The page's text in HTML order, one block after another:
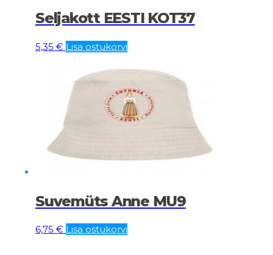
Seljakott EESTI KOT37
5,35 € Lisa ostukorvi
Suvemüts Anne MU9
6,75 € Lisa ostukorvi